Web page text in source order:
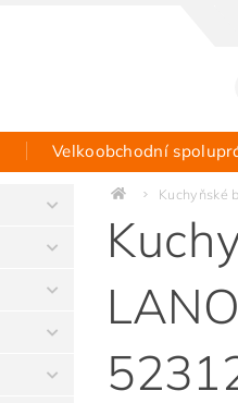
Velkoobchodní
Hodnocení obchodu Kuchyňské